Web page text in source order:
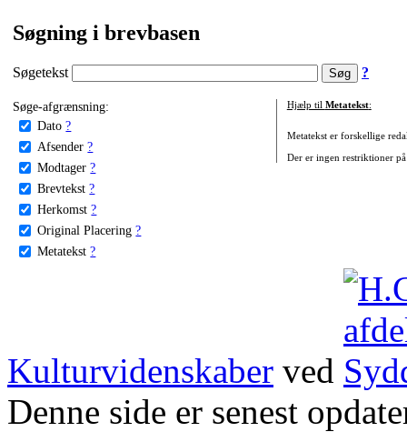
Søgning i brevbasen
Søgetekst ?
Søge-afgrænsning:
Dato ?
Afsender ?
Modtager ?
Brevtekst ?
Herkomst ?
Original Placering ?
Metatekst ?
Hjælp til Metatekst:
Metatekst er forskellige
Der er ingen restriktioner
Kulturvidenskaber ved
Denne side er senest